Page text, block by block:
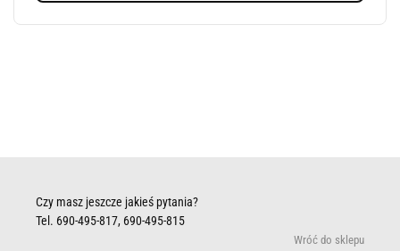
Czy masz jeszcze jakieś pytania?
Tel. 690-495-817, 690-495-815
Wróć do sklepu